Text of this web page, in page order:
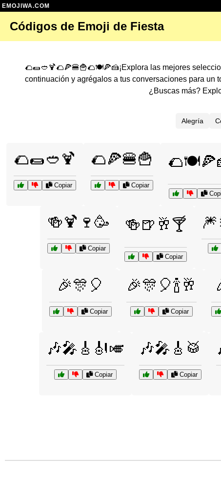
EMOJIWA.COM
Códigos de Emoji de Fiesta
🌮🌯🥙🍹🌮🍕🍔🍟🌮🍽️🍕🍰¡Explora las mejores
continuación y agrégalos a tus conversaciones para un
¿Buscas más?
Alegría
🌮🌯🥙🍹
Copiar
🌮🍕🍔🍟
Copiar
🍻🍹🍷🥳
Copiar
🍻🍺🥂🍸
Copiar
🎉🎊🎈
Copiar
🎉🎊🎈🍾🥂
Copiar
🎶🎤🎸🎻🎺
Copiar
🎶🎤🎸🥁
Copiar